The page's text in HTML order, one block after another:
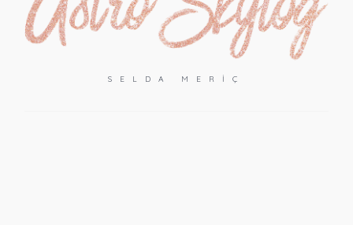
SELDA MERIÇ